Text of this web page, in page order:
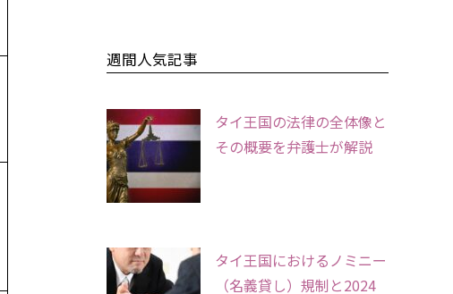
週間人気記事
タイ王国の法律の全体像と
その概要を弁護士が解説
タイ王国におけるノミニー
（名義貸し）規制と2024